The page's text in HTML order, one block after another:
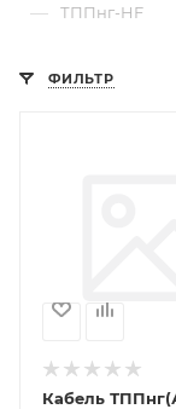
— ТППнг-HF
ФИЛЬТР
Кабель